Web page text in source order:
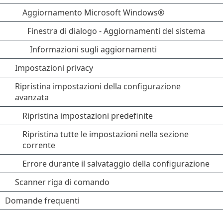
Aggiornamento Microsoft Windows®
Finestra di dialogo - Aggiornamenti del sistema
Informazioni sugli aggiornamenti
Impostazioni privacy
Ripristina impostazioni della configurazione
avanzata
Ripristina impostazioni predefinite
Ripristina tutte le impostazioni nella sezione
corrente
Errore durante il salvataggio della configurazione
Scanner riga di comando
Domande frequenti